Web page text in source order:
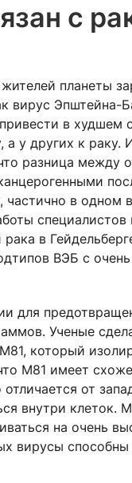
с
планеты
вирус
в худшем
а у других к раку.
разница между
частично в одном
в
ВЭБ с
для
Ученые
который
M81 имеет
от
внутри клеток.
на очень
вирусы